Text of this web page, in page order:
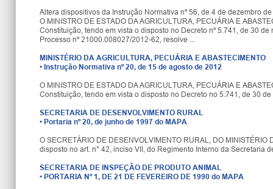
Altera dispositivos da Instrução Normativa nº 56, de 4 de dezembro
O MINISTRO DE ESTADO DA AGRICULTURA, PECUÁRIA E
Constituição, tendo em vista o disposto no Decreto nº 5.741, de 30
Processo nº 21000.008027/2012-62, resolve ...
MINISTÉRIO DA AGRICULTURA, PECUÁRIA E ABASTECIMENTO
• Instrução Normativa nº 20, de 15 de agosto de 2012
O MINISTRO DE ESTADO DA AGRICULTURA, PECUÁRIA E
Constituição, tendo em vista o disposto no Decreto no 5.741, de 30
SECRETARIA DE DESENVOLVIMENTO RURAL
• Portaria nº 20, de junho de 1997 do MAPA
O SECRETÁRIO DE DESENVOLVIMENTO RURAL, DO
disposto no art. n° 42, inciso VII, do Regimento Interno da Secretaria
SECRETARIA DE INSPEÇÃO DE PRODUTO ANIMAL
• PORTARIA Nº 1, DE 21 DE FEVEREIRO DE 1990 do MAPA